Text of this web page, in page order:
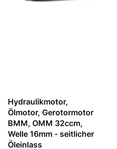
Hydraulikmotor,
Ölmotor, Gerotormotor
BMM, OMM 32ccm,
Welle 16mm - seitlicher
Öleinlass